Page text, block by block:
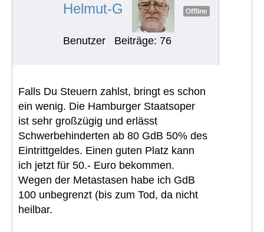
Helmut-G Offline
Benutzer Beiträge: 76
Falls Du Steuern zahlst, bringt es schon
ein wenig. Die Hamburger Staatsoper
ist sehr großzügig und erlässt
Schwerbehinderten ab 80 GdB 50% des
Eintrittgeldes. Einen guten Platz kann
ich jetzt für 50.- Euro bekommen.
Wegen der Metastasen habe ich GdB
100 unbegrenzt (bis zum Tod, da nicht
heilbar.